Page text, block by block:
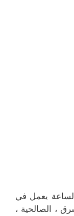
يعمل في
، الصالحية ،